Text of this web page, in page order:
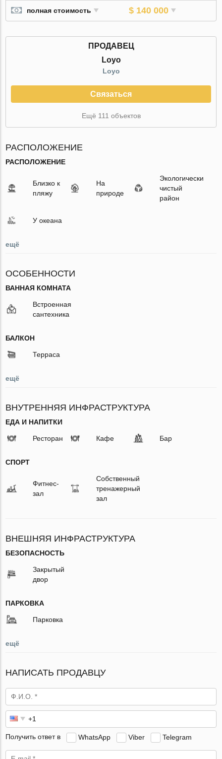
полная стоимость $ 140 000
ПРОДАВЕЦ
Loyo
Loyo
Связаться
Ещё 111 объектов
РАСПОЛОЖЕНИЕ
РАСПОЛОЖЕНИЕ
Близко к
пляжу
На
природе
Экологически
чистый
район
У океана
ещё
ОСОБЕННОСТИ
ВАННАЯ КОМНАТА
Встроенная
сантехника
БАЛКОН
Терраса
ещё
ВНУТРЕННЯЯ ИНФРАСТРУКТУРА
ЕДА И НАПИТКИ
Ресторан Кафе Бар
СПОРТ
Фитнес-
зал
Собственный
тренажерный
зал
ВНЕШНЯЯ ИНФРАСТРУКТУРА
БЕЗОПАСНОСТЬ
Закрытый
двор
ПАРКОВКА
Парковка
ещё
НАПИСАТЬ ПРОДАВЦУ
Получить ответ в WhatsApp Viber Telegram